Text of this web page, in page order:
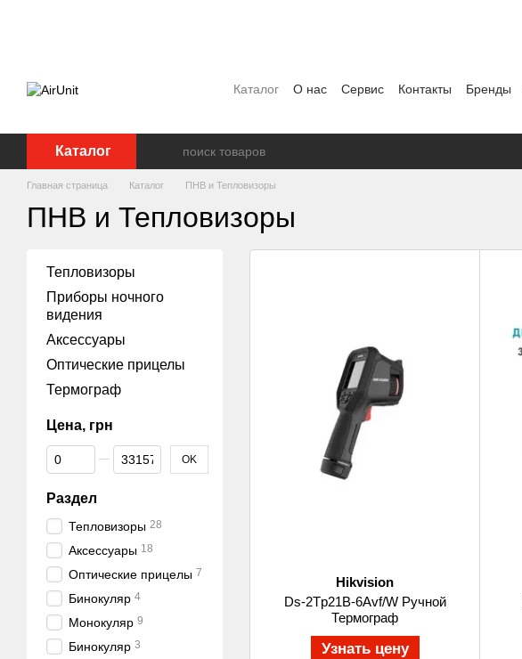
Каталог О нас Сервис Контакты Бренды
Каталог
Главная страница Каталог ПНВ и Тепловизоры
ПНВ и Тепловизоры
Hikvision
Ds-2Tp21B-6Avf/W Ручной
Термограф
Узнать цену
Тепловизоры
Приборы ночного
видения
Аксессуары
Оптические прицелы
Термограф
Цена, грн
От Цена, грн
До Цена, грн OK
Раздел
Тепловизоры 28
Аксессуары 18
Оптические прицелы 7
Бинокуляр 4
Монокуляр 9
Бинокуляр 3